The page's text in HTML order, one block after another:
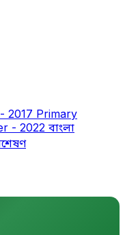
2017 Primary
- 2022 বাংলা